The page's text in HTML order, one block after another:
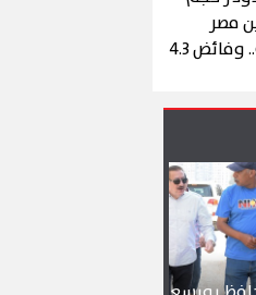
مصر
والإمارات.. وفائض 4.3